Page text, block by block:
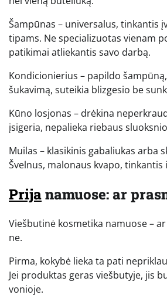
Šampūnas – universalus, tinkantis
tipams. Ne specializuotas vienam
patikimai atliekantis savo darbą.
Kondicionierius – papildo
šukavimą, suteikia blizgesio be
Kūno losjonas – drėkina
įsigeria, nepalieka riebaus
Muilas – klasikinis gabaliukas arba
Švelnus, malonaus kvapo,
Prijanamuose: ar
Viešbutinė kosmetika namuose –
ne.
Pirma, kokybė lieka ta pati
Jei produktas geras viešbutyje, jis
vonioje.